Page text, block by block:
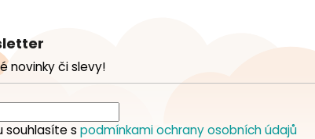
novinky či slevy!
souhlasíte s podmínkami ochrany osobních údajů